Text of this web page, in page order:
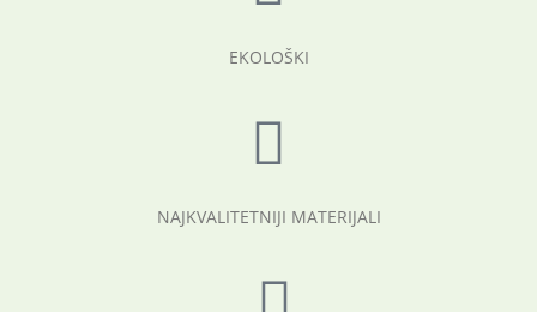
EKOLOŠKI
NAJKVALITETNIJI MATERIJALI